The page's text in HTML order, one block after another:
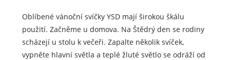
Oblíbené vánoční svíčky YSD mají širokou škálu
použití. Začněme u domova. Na Štědrý den se rodiny
scházejí u stolu k večeři. Zapalte několik svíček,
vypněte hlavní světla a teplé žluté světlo se odráží od